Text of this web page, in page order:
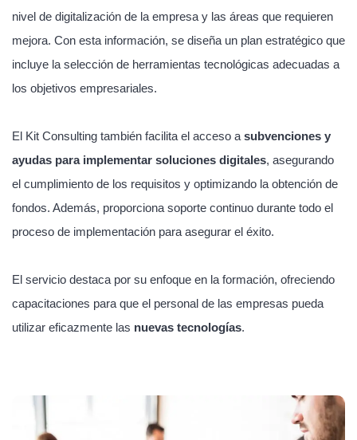
nivel de digitalización de la empresa y las áreas que requieren
mejora. Con esta información, se diseña un plan estratégico que
incluye la selección de herramientas tecnológicas adecuadas a
los objetivos empresariales.
El Kit Consulting también facilita el acceso a subvenciones y
ayudas para implementar soluciones digitales, asegurando
el cumplimiento de los requisitos y optimizando la obtención de
fondos. Además, proporciona soporte continuo durante todo el
proceso de implementación para asegurar el éxito.
El servicio destaca por su enfoque en la formación, ofreciendo
capacitaciones para que el personal de las empresas pueda
utilizar eficazmente las nuevas tecnologías.